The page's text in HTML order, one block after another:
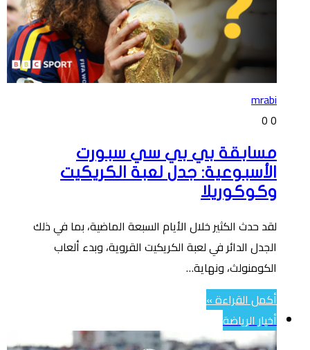
mrabi
0
مسابقة بي بي سي سبورت
الأسبوعية: جدل لعبة الكريكيت
وكوكوريلا
لقد حدث الكثير خلال الأيام السبعة الماضية، بما في ذلك
الجدل الدائر في لعبة الكريكيت القروية، وبدء ألعاب
الكومنولث، ونهاية…
أكمل القراءة »
أخبار الرياضة